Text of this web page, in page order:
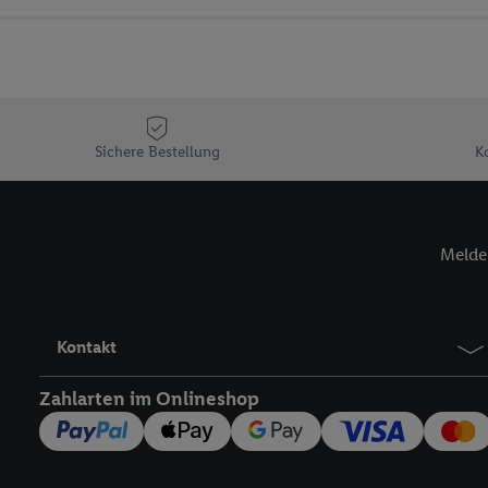
Sichere Bestellung
Kontakt
Zahlarten im Onlineshop
Sofern Sie hier Ihre
Plus-Konto einloggen,
zu erstellen (die
können, um Sie in
Hierzu wird von uns
Zudem erlauben Sie
den Lidl-Diensten
Wenn das der Fall ist,
Kundenkonto-
Insbesondere können
Nutzung der Utiq-
widerrufen - jederzeit
Telekommunikations-